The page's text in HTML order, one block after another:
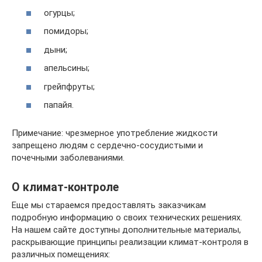
огурцы;
помидоры;
дыни;
апельсины;
грейпфруты;
папайя.
Примечание: чрезмерное употребление жидкости
запрещено людям с сердечно-сосудистыми и
почечными заболеваниями.
О климат-контроле
Еще мы стараемся предоставлять заказчикам
подробную информацию о своих технических решениях.
На нашем сайте доступны дополнительные материалы,
раскрывающие принципы реализации климат-контроля в
различных помещениях: